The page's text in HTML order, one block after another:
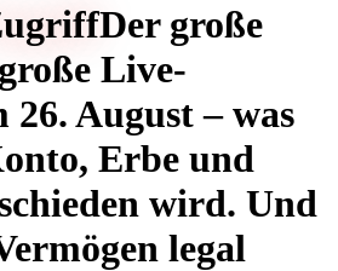
Der große
Live-
26. August – was
Erbe und
wird. Und
legal